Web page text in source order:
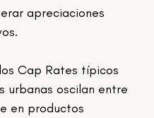
apreciaciones
Cap Rates típicos
urbanas oscilan entre
en productos